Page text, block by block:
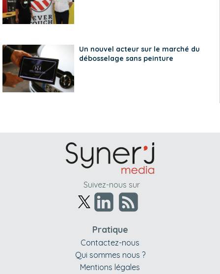
Un nouvel acteur sur le marché du
débosselage sans peinture
Suivez-nous sur
Pratique
Contactez-nous
Qui sommes nous ?
Mentions légales